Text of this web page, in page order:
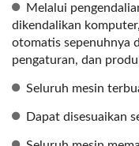
Melalui
dikendalikan
otomatis sepenuhnya
pengaturan, dan
Seluruh mesin
Dapat disesuaikan